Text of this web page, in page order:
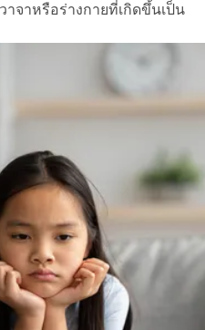
จาหรือร่างกายที่เกิดขึ้นเป็น